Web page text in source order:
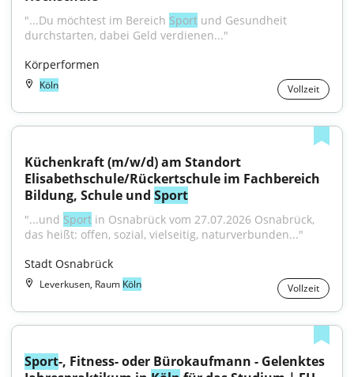
"...Du möchtest im Bereich Sport und Gesundheit
durchstarten, dabei Geld verdienen..."
Körperformen
Köln Vollzeit
Küchenkraft (m/w/d) am Standort
Elisabethschule/Rückertschule im Fachbereich
Bildung, Schule und Sport
"...und Sport in Osnabrück vom 27.07.2026 Osnabrück,
das heißt: offen, sozial, vielseitig, naturverbunden..."
Stadt Osnabrück
Leverkusen, Raum Köln Vollzeit
Sport-, Fitness- oder Bürokaufmann - Gelenktes